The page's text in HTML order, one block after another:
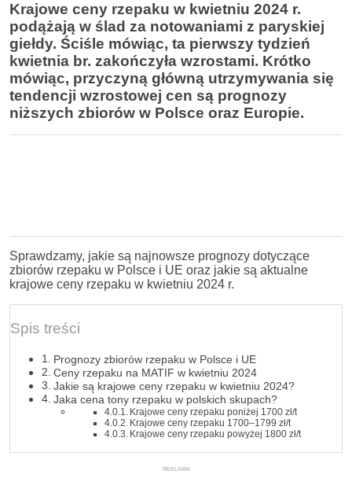
Krajowe ceny rzepaku w kwietniu 2024 r.
podążają w ślad za notowaniami z paryskiej
giełdy. Ściśle mówiąc, ta pierwszy tydzień
kwietnia br. zakończyła wzrostami. Krótko
mówiąc, przyczyną główną utrzymywania się
tendencji wzrostowej cen są prognozy
niższych zbiorów w Polsce oraz Europie.
Sprawdzamy, jakie są najnowsze prognozy dotyczące
zbiorów rzepaku w Polsce i UE oraz jakie są aktualne
krajowe ceny rzepaku w kwietniu 2024 r.
Spis treści
Prognozy zbiorów rzepaku w Polsce i UE
Ceny rzepaku na MATIF w kwietniu 2024
Jakie są krajowe ceny rzepaku w kwietniu 2024?
Jaka cena tony rzepaku w polskich skupach?
Krajowe ceny rzepaku poniżej 1700 zł/t
Krajowe ceny rzepaku 1700–1799 zł/t
Krajowe ceny rzepaku powyżej 1800 zł/t
REKLAMA